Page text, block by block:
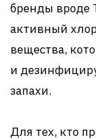
бренды вроде
активный
вещества,
и
запахи.
Для тех, кто